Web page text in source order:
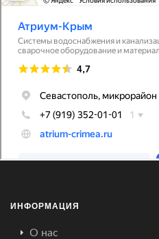
ИНФОРМАЦИЯ
О нас